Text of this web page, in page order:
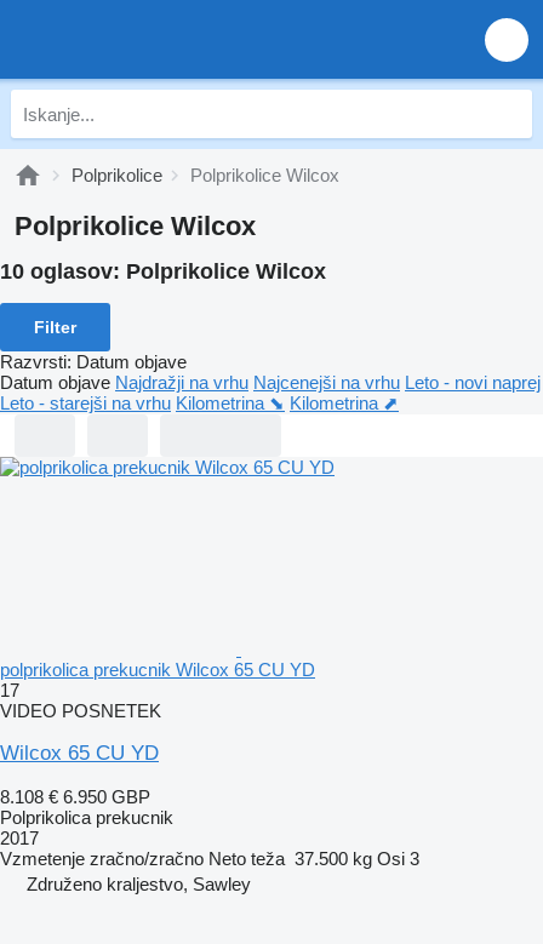
Polprikolice Polprikolice Wilcox
Polprikolice Wilcox
10 oglasov: Polprikolice Wilcox
Filter
Razvrsti: Datum objave
Datum objave Najdražji na vrhu Najcenejši na vrhu Leto - novi naprej
Leto - starejši na vrhu Kilometrina ⬊ Kilometrina ⬈
polprikolica prekucnik Wilcox 65 CU YD
17
VIDEO POSNETEK
Wilcox 65 CU YD
8.108 € 6.950 GBP
Polprikolica prekucnik
2017
Vzmetenje zračno/zračno Neto teža 37.500 kg Osi 3
Združeno kraljestvo, Sawley